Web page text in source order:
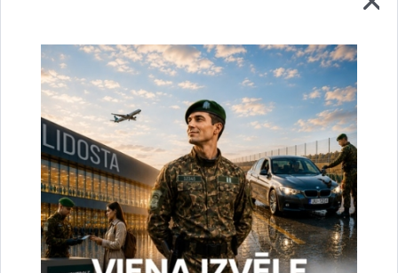
robežu 17 personām – septiņiem Baltkrievijas, trīs Moldovas,
diviem Latvijas, vienam Igaunijas, vienam Rumānijas, vienam
Serbijas, vienam Ungārijas un vienam Ķīnas pilsonim.
Sagatavoja:
Jolanta Babiško
Valsts robežsardzes Galvenās pārvaldes Stratēģiskās attīstības
un sabiedrisko attiecību nodaļas vecākā speciāliste